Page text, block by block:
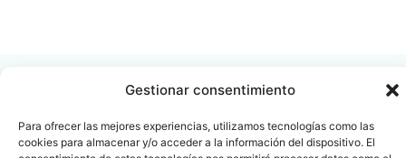
Gestionar consentimiento
Para ofrecer las mejores experiencias, utilizamos tecnologías como las
cookies para almacenar y/o acceder a la información del dispositivo. El